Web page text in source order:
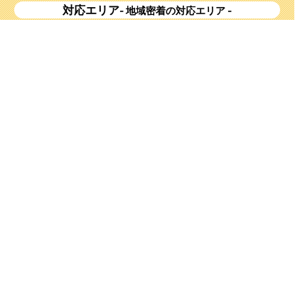
対応エリア- 地域密着の対応エリア -